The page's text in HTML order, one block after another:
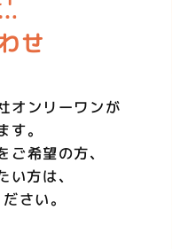
せ
オンリーワンが
。
ご希望の方、
方は、
さい。